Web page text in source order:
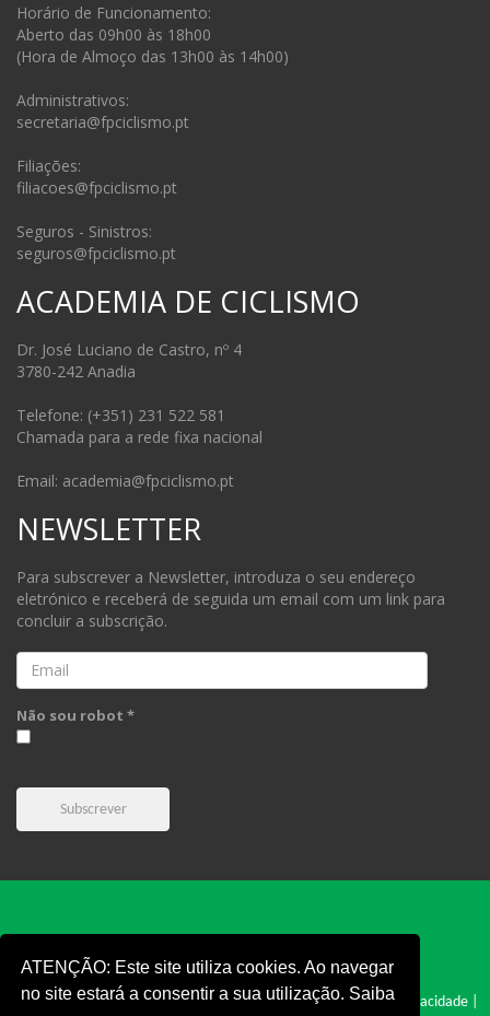
ATENÇÃO: Este site utiliza cookies. Ao navegar
no site estará a consentir a sua utilização. Saiba
Horário de Funcionamento:
Aberto das 09h00 às 18h00
(Hora de Almoço das 13h00 às 14h00)
Administrativos:
secretaria@fpciclismo.pt
Filiações:
filiacoes@fpciclismo.pt
Seguros - Sinistros:
seguros@fpciclismo.pt
ACADEMIA DE CICLISMO
Dr. José Luciano de Castro, nº 4
3780-242 Anadia
Telefone: (+351) 231 522 581
Chamada para a rede fixa nacional
Email: academia@fpciclismo.pt
NEWSLETTER
Para subscrever a Newsletter, introduza o seu endereço
eletrónico e receberá de seguida um email com um link para
concluir a subscrição.
Email
Não sou robot *
Subscrever
FPC © 2019 - Todos os direitos reservados |Cookies|Politica e Privacidade